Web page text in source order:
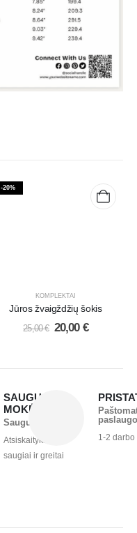
-20%
KOMPLEKTAI
Jūros žvaigždžių šokis
25,00€ 20,00 €
SAUGUS
MOKĖJIMAS
Saugu ir greita
Atsiskaitykite
saugiai ir greitai
1-2